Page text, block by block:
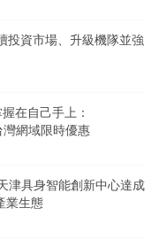
投資市場、升級機隊並強
在自己手上：
網域限時優惠
津具身智能創新中心達成
業生態